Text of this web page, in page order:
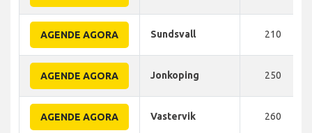
AGENDE AGORA Sundsvall 210
AGENDE AGORA Jonkoping 250
AGENDE AGORA Vastervik 260